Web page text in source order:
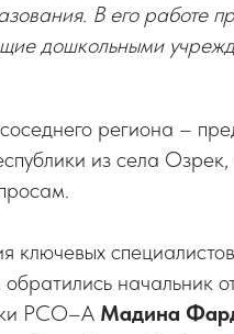
В его работе
дошкольными
региона –
из села Озрек,
ключевых
начальник
РСО–А Мадина